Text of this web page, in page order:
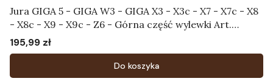
Jura GIGA 5 - GIGA W3 - GIGA X3 - X3c - X7 - X7c - X8
- X8c - X9 - X9c - Z6 - Górna część wylewki Art.
69909
Cena
195,99 zł
Do koszyka